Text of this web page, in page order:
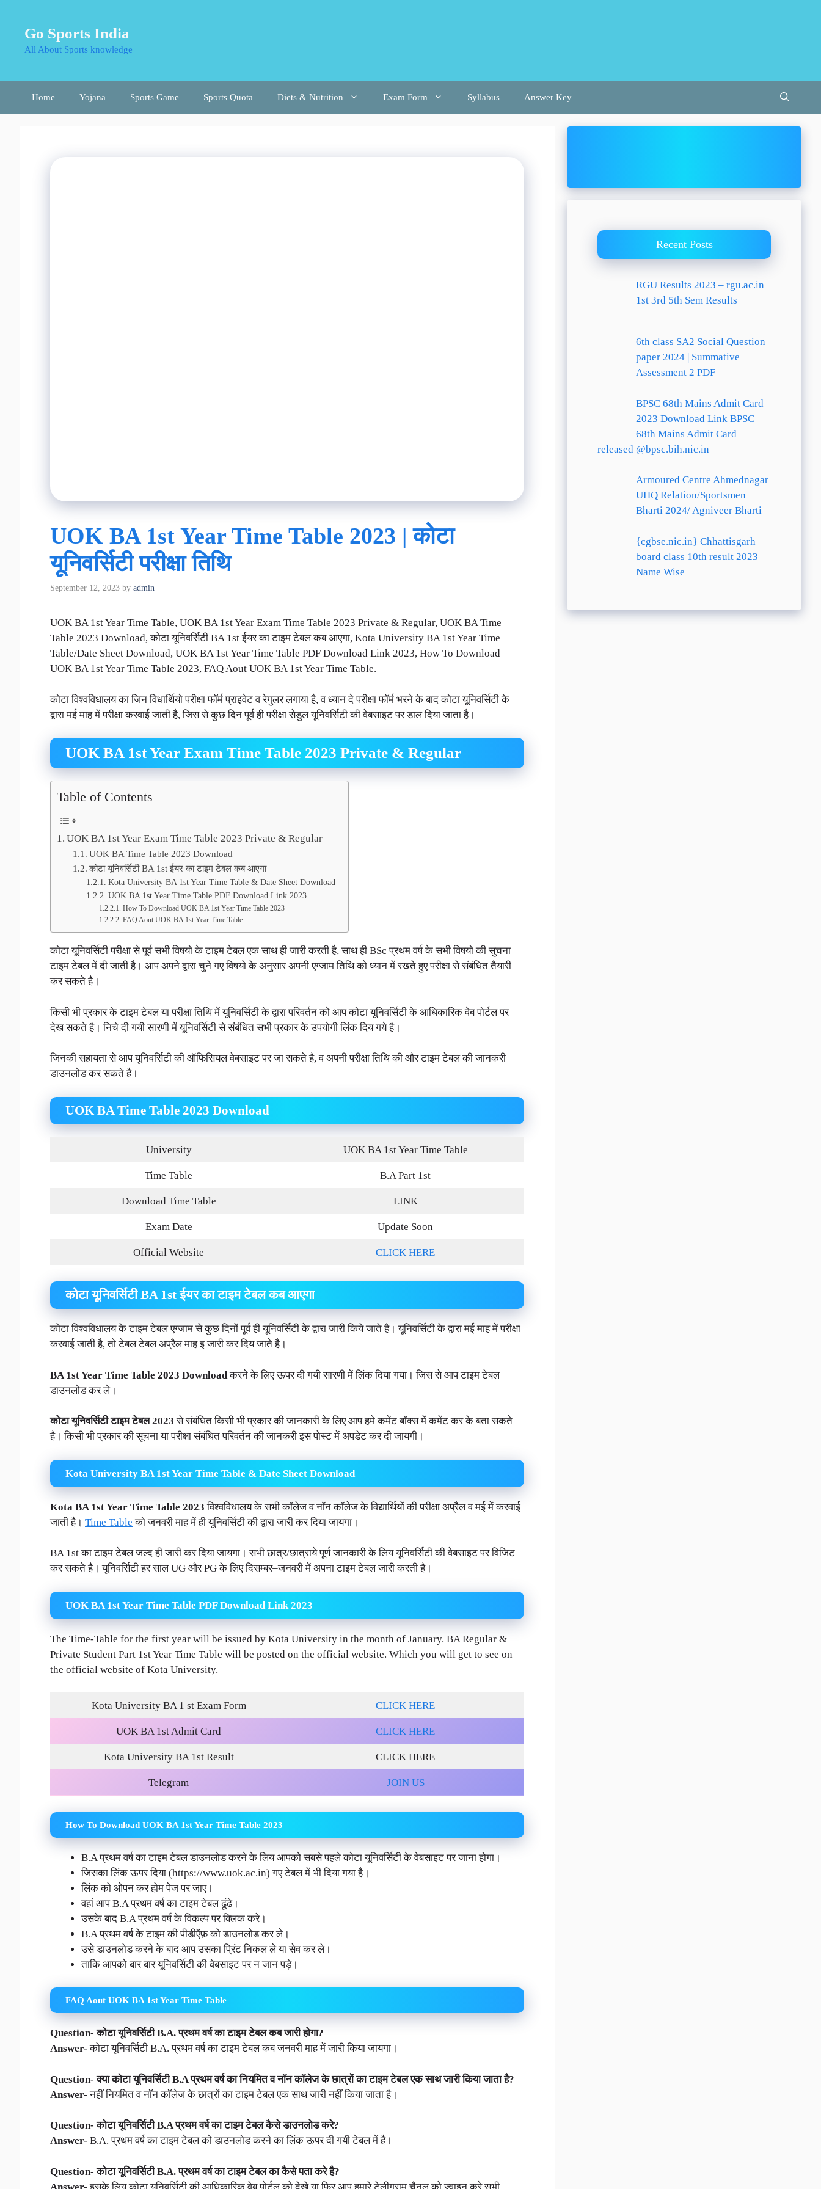
contentGo Sports India
All About Sports knowledge
Home Yojana Sports Game Sports Quota Diets & Nutrition Exam Form Syllabus Answer Key
UOK BA 1st Year Time Table 2023 | कोटा
यूनिवर्सिटी परीक्षा तिथि
September 12, 2023 by admin
UOK BA 1st Year Time Table, UOK BA 1st Year Exam Time Table 2023 Private & Regular, UOK BA Time
Table 2023 Download, कोटा यूनिवर्सिटी BA 1st ईयर का टाइम टेबल कब आएगा, Kota University BA 1st Year Time
Table/Date Sheet Download, UOK BA 1st Year Time Table PDF Download Link 2023, How To Download
UOK BA 1st Year Time Table 2023, FAQ Aout UOK BA 1st Year Time Table.
कोटा विश्वविधालय का जिन विधार्थियो परीक्षा फॉर्म प्राइवेट व रेगुलर लगाया है, व ध्यान दे परीक्षा फॉर्म भरने के बाद कोटा यूनिवर्सिटी के
द्वारा मई माह में परीक्षा करवाई जाती है, जिस से कुछ दिन पूर्व ही परीक्षा सेडुल यूनिवर्सिटी की वेबसाइट पर डाल दिया जाता है।
UOK BA 1st Year Exam Time Table 2023 Private & Regular
Table of Contents
UOK BA 1st Year Exam Time Table 2023 Private & Regular
UOK BA Time Table 2023 Download
कोटा यूनिवर्सिटी BA 1st ईयर का टाइम टेबल कब आएगा
Kota University BA 1st Year Time Table & Date Sheet Download
UOK BA 1st Year Time Table PDF Download Link 2023
How To Download UOK BA 1st Year Time Table 2023
FAQ Aout UOK BA 1st Year Time Table
कोटा यूनिवर्सिटी परीक्षा से पूर्व सभी विषयो के टाइम टेबल एक साथ ही जारी करती है, साथ ही BSc प्रथम वर्ष के सभी विषयो की सुचना
टाइम टेबल में दी जाती है। आप अपने द्वारा चुने गए विषयो के अनुसार अपनी एग्जाम तिथि को ध्यान में रखते हुए परीक्षा से संबंधित तैयारी
कर सकते है।
किसी भी प्रकार के टाइम टेबल या परीक्षा तिथि में यूनिवर्सिटी के द्वारा परिवर्तन को आप कोटा यूनिवर्सिटी के आधिकारिक वेब पोर्टल पर
देख सकते है। निचे दी गयी सारणी में यूनिवर्सिटी से संबंधित सभी प्रकार के उपयोगी लिंक दिय गये है।
जिनकी सहायता से आप यूनिवर्सिटी की ऑफिसियल वेबसाइट पर जा सकते है, व अपनी परीक्षा तिथि की और टाइम टेबल की जानकरी
डाउनलोड कर सकते है।
UOK BA Time Table 2023 Download
University UOK BA 1st Year Time Table
Time Table B.A Part 1st
Download Time Table LINK
Exam Date Update Soon
Official Website CLICK HERE
कोटा यूनिवर्सिटी BA 1st ईयर का टाइम टेबल कब आएगा
कोटा विश्वविधालय के टाइम टेबल एग्जाम से कुछ दिनों पूर्व ही यूनिवर्सिटी के द्वारा जारी किये जाते है। यूनिवर्सिटी के द्वारा मई माह में परीक्षा
करवाई जाती है, तो टेबल टेबल अप्रैल माह इ जारी कर दिय जाते है।
BA 1st Year Time Table 2023 Downloadकरने के लिए ऊपर दी गयी सारणी में लिंक दिया गया। जिस से आप टाइम टेबल
डाउनलोड कर ले।
कोटा यूनिवर्सिटी टाइम टेबल 2023से संबंधित किसी भी प्रकार की जानकारी के लिए आप हमे कमेंट बॉक्स में कमेंट कर के बता सकते
है। किसी भी प्रकार की सूचना या परीक्षा संबंधित परिवर्तन की जानकरी इस पोस्ट में अपडेट कर दी जायगी।
Kota University BA 1st Year Time Table & Date Sheet Download
Kota BA 1st Year Time Table 2023 विश्वविधालय के सभी कॉलेज व नॉन कॉलेज के विद्यार्थियों की परीक्षा अप्रैल व मई में करवाई
जाती है। Time Table को जनवरी माह में ही यूनिवर्सिटी की द्वारा जारी कर दिया जायगा।
BA 1st का टाइम टेबल जल्द ही जारी कर दिया जायगा। सभी छात्र/छात्राये पूर्ण जानकारी के लिय यूनिवर्सिटी की वेबसाइट पर विजिट
कर सकते है। यूनिवर्सिटी हर साल UG और PG के लिए दिसम्बर–जनवरी में अपना टाइम टेबल जारी करती है।
UOK BA 1st Year Time Table PDF Download Link 2023
The Time-Table for the first year will be issued by Kota University in the month of January. BA Regular &
Private Student Part 1st Year Time Table will be posted on the official website. Which you will get to see on
the official website of Kota University.
Kota University BA 1 st Exam Form CLICK HERE
UOK BA 1st Admit Card CLICK HERE
Kota University BA 1st Result CLICK HERE
Telegram JOIN US
How To Download UOK BA 1st Year Time Table 2023
B.A प्रथम वर्ष का टाइम टेबल डाउनलोड करने के लिय आपको सबसे पहले कोटा यूनिवर्सिटी के वेबसाइट पर जाना होगा।
जिसका लिंक ऊपर दिया (https://www.uok.ac.in) गए टेबल में भी दिया गया है।
लिंक को ओपन कर होम पेज पर जाए।
वहां आप B.A प्रथम वर्ष का टाइम टेबल ढूंढे।
उसके बाद B.A प्रथम वर्ष के विकल्प पर क्लिक करे।
B.A प्रथम वर्ष के टाइम की पीडीऍफ़ को डाउनलोड कर ले।
उसे डाउनलोड करने के बाद आप उसका प्रिंट निकल ले या सेव कर ले।
ताकि आपको बार बार यूनिवर्सिटी की वेबसाइट पर न जान पड़े।
FAQ Aout UOK BA 1st Year Time Table
Question- कोटा यूनिवर्सिटी B.A. प्रथम वर्ष का टाइम टेबल कब जारी होगा?
Answer- कोटा यूनिवर्सिटी B.A. प्रथम वर्ष का टाइम टेबल कब जनवरी माह में जारी किया जायगा।
Question- क्या कोटा यूनिवर्सिटी B.A प्रथम वर्ष का नियमित व नॉन कॉलेज के छात्रों का टाइम टेबल एक साथ जारी किया जाता है?
Answer- नहीं नियमित व नॉन कॉलेज के छात्रों का टाइम टेबल एक साथ जारी नहीं किया जाता है।
Question- कोटा यूनिवर्सिटी B.A प्रथम वर्ष का टाइम टेबल कैसे डाउनलोड करे?
Answer- B.A. प्रथम वर्ष का टाइम टेबल को डाउनलोड करने का लिंक ऊपर दी गयी टेबल में है।
Question- कोटा यूनिवर्सिटी B.A. प्रथम वर्ष का टाइम टेबल का कैसे पता करे है?
Recent Posts
RGU Results 2023 – rgu.ac.in
1st 3rd 5th Sem Results
6th class SA2 Social Question
paper 2024 | Summative
Assessment 2 PDF
BPSC 68th Mains Admit Card
2023 Download Link BPSC
68th Mains Admit Card
released @bpsc.bih.nic.in
Armoured Centre Ahmednagar
UHQ Relation/Sportsmen
Bharti 2024/ Agniveer Bharti
{cgbse.nic.in} Chhattisgarh
board class 10th result 2023
Name Wise